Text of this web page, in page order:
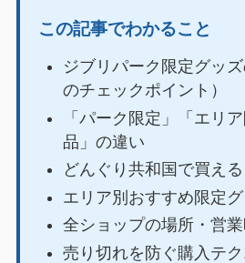
この記事でわかること
ジブリパーク限定グッ
のチェックポイント）
「パーク限定」「エリ
品」の違い
どんぐり共和国で買え
エリア別おすすめ限定
全ショップの場所・営
売り切れを防ぐ購入テク